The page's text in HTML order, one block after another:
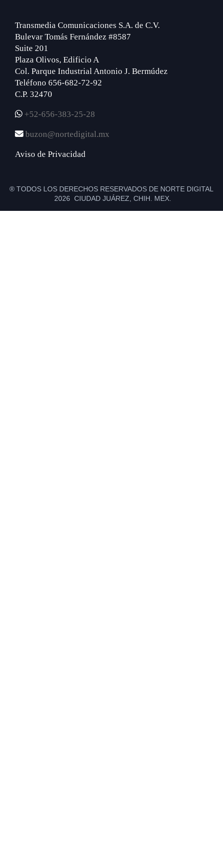
Transmedia Comunicaciones S.A. de C.V.
Bulevar Tomás Fernández #8587
Suite 201
Plaza Olivos, Edificio A
Col. Parque Industrial Antonio J. Bermúdez
Teléfono 656-682-72-92
C.P. 32470
+52-656-383-25-28
buzon@nortedigital.mx
Aviso de Privacidad
® TODOS LOS DERECHOS RESERVADOS DE NORTE DIGITAL
2026 CIUDAD JUÁREZ, CHIH. MEX.